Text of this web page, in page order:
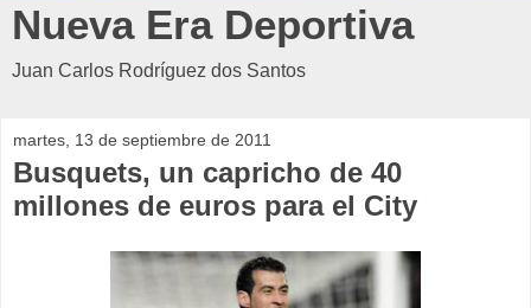
Nueva Era Deportiva
Juan Carlos Rodríguez dos Santos
martes, 13 de septiembre de 2011
Busquets, un capricho de 40
millones de euros para el City